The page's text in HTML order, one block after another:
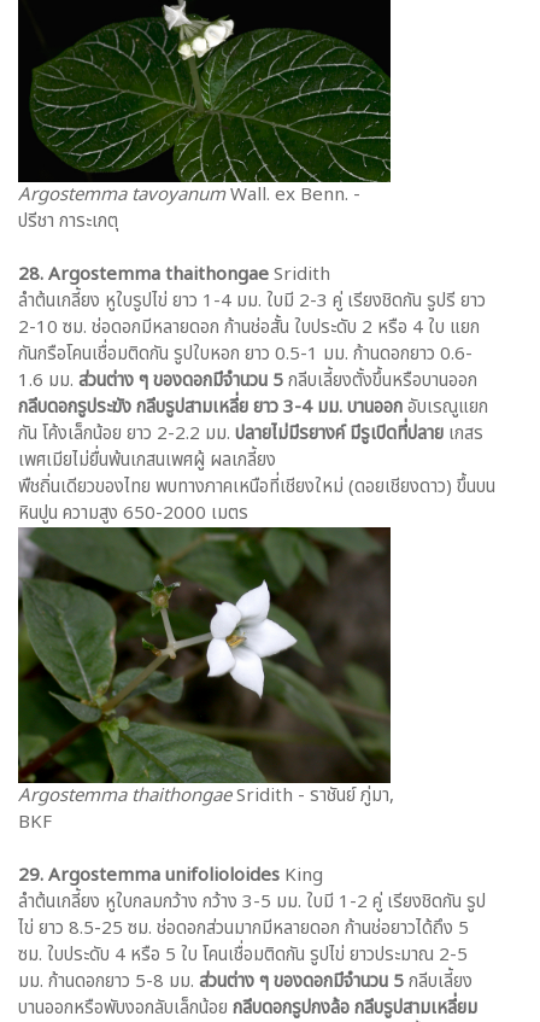
Argostemma tavoyanumWall. ex Benn. -
ปรีชา การะเกตุ
28. Argostemma thaithongaeSridith
ลำต้นเกลี้ยง หูใบรูปไข่ ยาว 1-4 มม. ใบมี 2-3 คู่ เรียงชิดกัน รูปรี ยาว
2-10 ซม. ช่อดอกมีหลายดอก ก้านช่อสั้น ใบประดับ 2 หรือ 4 ใบ แยก
กันกรือโคนเชื่อมติดกัน รูปใบหอก ยาว 0.5-1 มม. ก้านดอกยาว 0.6-
1.6 มม. ส่วนต่าง ๆ ของดอกมีจำนวน 5กลีบเลี้ยงตั้งขึ้นหรือบานออก
กลีบดอกรูประฆัง กลีบรูปสามเหลี่ย ยาว 3-4 มม. บานออกอับเรณูแยก
กัน โค้งเล็กน้อย ยาว 2-2.2 มม. ปลายไม่มีรยางค์ มีรูเปิดที่ปลาย เกสร
เพศเมียไม่ยื่นพ้นเกสนเพศผู้ ผลเกลี้ยง
พืชถิ่นเดียวของไทย พบทางภาคเหนือที่เชียงใหม่ (ดอยเชียงดาว) ขึ้นบน
หินปูน ความสูง 650-2000 เมตร
Argostemma thaithongaeSridith - ราชันย์ ภู่มา,
BKF
29. Argostemma unifolioloides King
ลำต้นเกลี้ยง หูใบกลมกว้าง กว้าง 3-5 มม. ใบมี 1-2 คู่ เรียงชิดกัน รูป
ไข่ ยาว 8.5-25 ซม. ช่อดอกส่วนมากมีหลายดอก ก้านช่อยาวได้ถึง 5
ซม. ใบประดับ 4 หรือ 5 ใบ โคนเชื่อมติดกัน รูปไข่ ยาวประมาณ 2-5
มม. ก้านดอกยาว 5-8 มม. ส่วนต่าง ๆ ของดอกมีจำนวน 5กลีบเลี้ยง
บานออกหรือพับงอกลับเล็กน้อย กลีบดอกรูปกงล้อ กลีบรูปสามเหลี่ยม